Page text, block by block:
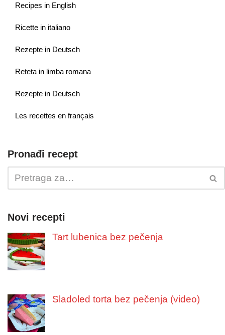
Recipes in English
Ricette in italiano
Rezepte in Deutsch
Reteta in limba romana
Rezepte in Deutsch
Les recettes en français
Pronađi recept
Novi recepti
Tart lubenica bez pečenja
Sladoled torta bez pečenja (video)